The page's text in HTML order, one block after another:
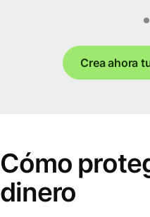
Crea ahora
Cómo
dinero